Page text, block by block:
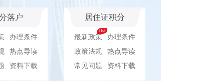
落户
办理条件
热点导读
资料下载
居住证积分
最新政策
办理条件
政策法规
热点导读
常见问题
资料下载